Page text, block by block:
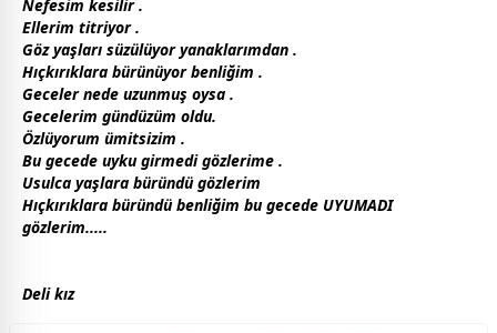
Nefesim kesilir .
Ellerim titriyor .
Göz yaşları süzülüyor yanaklarımdan .
Hıçkırıklara bürünüyor benliğim .
Geceler nede uzunmuş oysa .
Gecelerim gündüzüm oldu.
Özlüyorum ümitsizim .
Bugecede uykugirmedi gözlerime .
Usulca yaşlara büründü gözlerim
Hıçkırıklara büründü benliğim bugecede UYUMADI
gözlerim.....
Deli kız